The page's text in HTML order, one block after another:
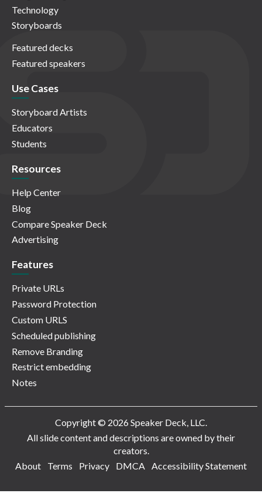
Technology
Storyboards
Featured decks
Featured speakers
Use Cases
Storyboard Artists
Educators
Students
Resources
Help Center
Blog
Compare Speaker Deck
Advertising
Features
Private URLs
Password Protection
Custom URLS
Scheduled publishing
Remove Branding
Restrict embedding
Notes
Copyright © 2026 Speaker Deck, LLC.
All slide content and descriptions are owned by their
creators.
About
Terms Privacy DMCA Accessibility Statement